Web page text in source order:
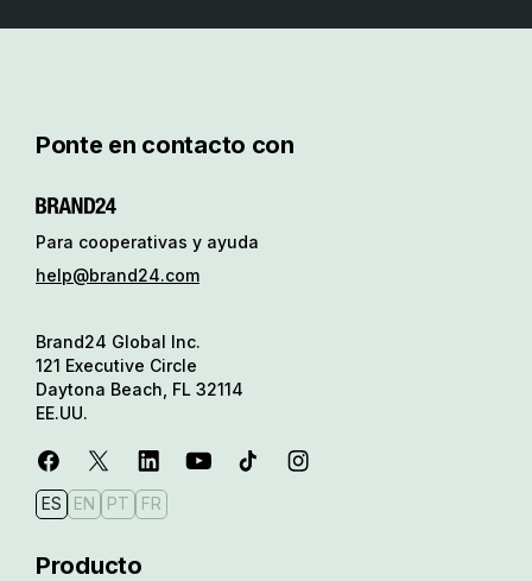
Ponte en contacto con
Para cooperativas y ayuda
help@brand24.com
Brand24 Global Inc.
121 Executive Circle
Daytona Beach, FL 32114
EE.UU.
ES EN PT FR
Producto